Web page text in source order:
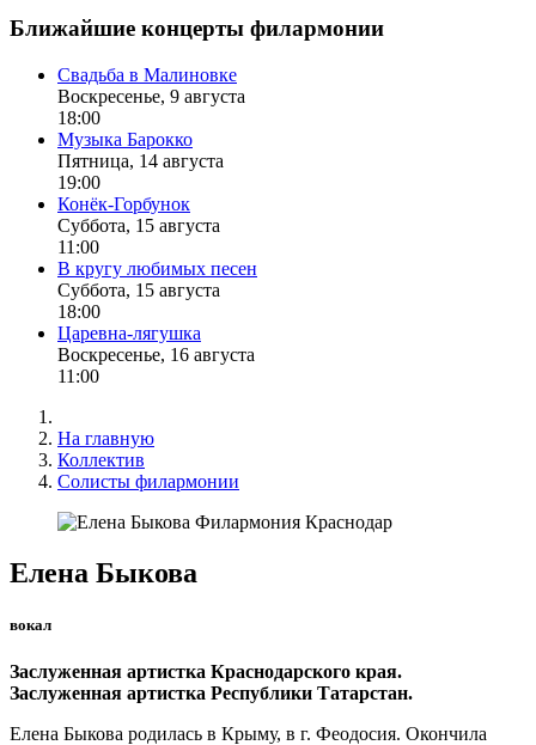
Ближайшие концерты филармонии
Свадьба в Малиновке
Воскресенье, 9 августа
18:00
Музыка Барокко
Пятница, 14 августа
19:00
Конёк-Горбунок
Суббота, 15 августа
11:00
В кругу любимых песен
Суббота, 15 августа
18:00
Царевна-лягушка
Воскресенье, 16 августа
11:00
На главную
Коллектив
Солисты филармонии
Елена Быкова
вокал
Заслуженная артистка Краснодарского края.
Заслуженная артистка Республики Татарстан.
Елена Быкова родилась в Крыму, в г. Феодосия. Окончила